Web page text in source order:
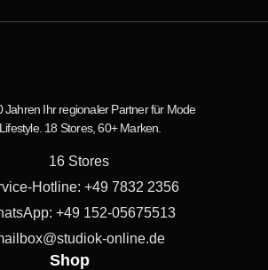
Jahren Ihr regionaler Partner für Mode
18 Stores, 60+ Marken.
16 Stores
Hotline: +49 7832 2356
+49 152-05675513
online.de
Shop